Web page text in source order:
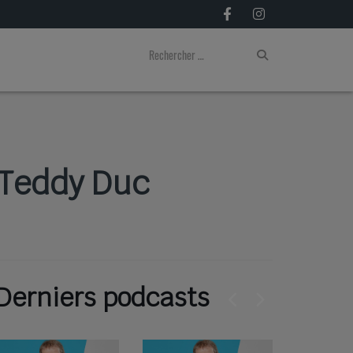
Duc
podcasts